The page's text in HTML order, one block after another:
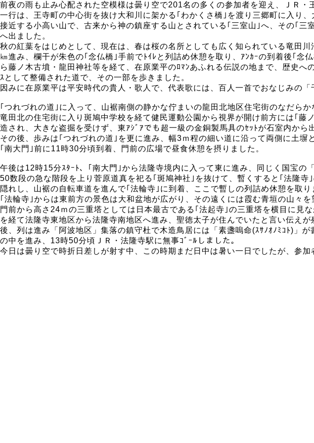
前夜の雨も止み心配された空模様は曇り空で201名の多くの参加者を迎え、ＪＲ
一行は、王寺町の中心街を抜け大和川に架かる｢わかくさ橋｣を渡り三郷町に入り
接近する小高い山で、古来から神の鎮座する山とされている｢三室山｣へ、その｢
へ出ました。
秋の紅葉をはじめとして、現在は、春は桜の名所としても広く知られている竜田
㎞進み、欄干が朱色の｢念仏橋｣手前でﾄｲﾚと列詰め休憩を取り、ｱﾝｶｰの到着後｢
ら藤ノ木古墳・龍田神社等を経て、在原業平のﾛﾏﾝあふれる伝説の地まで、歴史
ｽとして整備された道で、その一部を歩きました。
因みに在原業平は平安時代の貴人・歌人で、代表歌には、百人一首でおなじみの
｢つれづれの道｣に入って、山裾南側の静かな佇まいの龍田北地区住宅街のなだら
竜田北の住宅街に入り斑鳩中学校を経て健民運動公園から視界が開け前方には｢
造され、大きな盗掘を受けず、東ｱｼﾞｱでも超一級の金銅製馬具のｾｯﾄが石室内から
その後、歩みは｢つれづれの道｣を更に進み、幅3ｍ程の細い道に沿って両側に土
｢南大門｣前に11時30分頃到着、門前の広場で昼食休憩を摂りました。
午後は12時15分ｽﾀｰﾄ、｢南大門｣から法隆寺境内に入って東に進み、同じく国宝の
50数段の急な階段を上り菅原道真を祀る｢斑鳩神社｣を抜けて、暫くすると｢法隆
隠れし、山裾の自転車道を進んで｢法輪寺｣に到着、ここで暫しの列詰め休憩を取り
｢法輪寺｣からは東前方の景色は大和盆地が広がり、その遠くには霞む青垣の山々
門前から高さ24ｍの三重塔としては日本最古である｢法起寺｣の三重塔を横目に見
を経て法隆寺東地区から法隆寺南地区へ進み、聖徳太子が住んでいたと言い伝え
後、列は進み「阿波地区」集落の鎮守杜で木造鳥居には「素盞嗚命(ｽｻﾉｵﾉﾐｺﾄ)」
の中を進み、13時50分頃ＪＲ・法隆寺駅に無事ｺﾞｰﾙしました。
今日は曇り空で時折日差しが射す中、この時期まだ日中は暑い一日でしたが、参